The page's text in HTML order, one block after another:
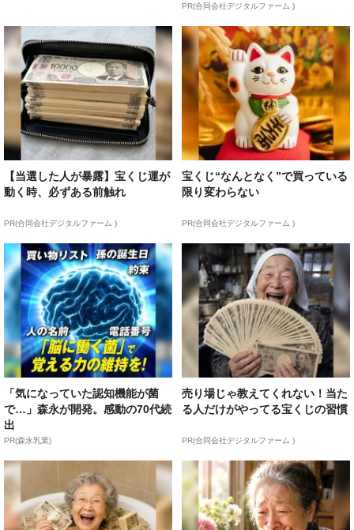
PR(合同会社デジタルファーム )
【当選した人が暴露】宝くじ運が
動く時、必ずある前触れ
PR(合同会社デジタルファーム )
宝くじ“なんとなく”で買っている
限り変わらない
PR(合同会社デジタルファーム )
「気になっていた認知機能が菌
で…」森永が開発。感動の70代続
出
PR(森永乳業)
売り場じゃ教えてくれない！当た
る人だけがやってる宝くじの習慣
PR(合同会社デジタルファーム )